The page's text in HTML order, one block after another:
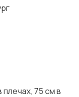
75 см в